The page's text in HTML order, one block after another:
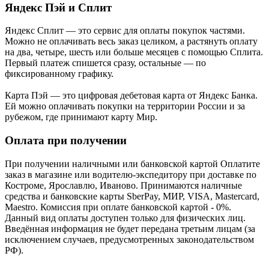
Яндекс Пэй и Сплит
Яндекс Cплит — это сервис для оплаты покупок частями.
Можно не оплачивать весь заказ целиком, а растянуть оплату
на два, четыре, шесть или больше месяцев с помощью Сплита.
Первый платеж спишется сразу, остальные — по
фиксированному графику.
Карта Пэй — это цифровая дебетовая карта от Яндекс Банка.
Ей можно оплачивать покупки на территории России и за
рубежом, где принимают карту Мир.
Оплата при получении
При получении наличными или банковской картой Оплатите
заказ в магазине или водителю-экспедитору при доставке по
Костроме, Ярославлю, Иваново. Принимаются наличные
средства и банковские карты SberPay, МИР, VISA, Mastercard,
Maestro. Комиссия при оплате банковской картой - 0%.
Данный вид оплаты доступен только для физических лиц.
Введённая информация не будет передана третьим лицам (за
исключением случаев, предусмотренных законодательством
РФ).